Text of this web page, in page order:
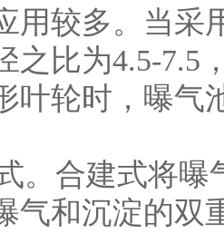
用较多。当采
之比为4.5-7.5
叶轮时，曝气
。合建式将曝
气和沉淀的双